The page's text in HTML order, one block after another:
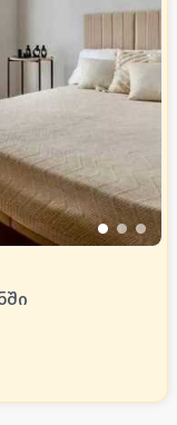
•••